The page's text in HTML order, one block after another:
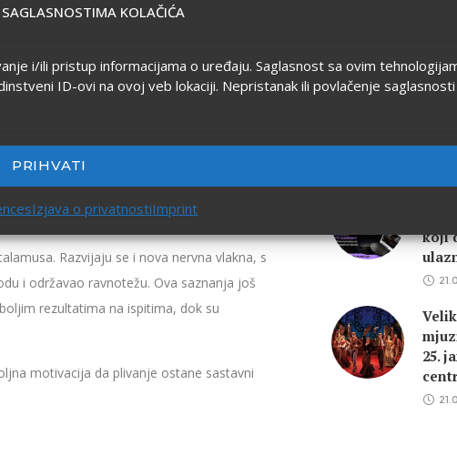
SAGLASNOSTIMA KOLAČIĆA
i/ili pristup informacijama o uređaju. Saglasnost sa ovim
ID-ovi na ovoj veb lokaciji. Nepristanak ili povlačenje
PRIHVATI
Izjava o privatnostiImprint
mozga. Testovi pre i posle pokazali su
Razvijaju se i nova nervna vlakna, s
i održavao ravnotežu. Ova saznanja još
rezultatima na ispitima, dok su
motivacija da plivanje ostane sastavni
koji
25.